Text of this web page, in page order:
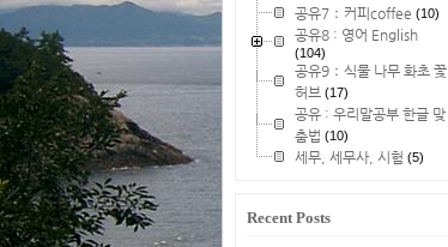
공유7：커피coffee (10)
공유8 : 영어 English
(104)
공유9：식물 나무 화초 꽃
허브 (17)
공유 : 우리말공부 한글 맞
춤법 (10)
세무, 세무사, 시험 (5)
Recent Posts